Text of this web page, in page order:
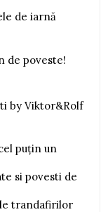
de iarnă
de poveste!
by Viktor&Rolf
puțin un
si povesti de
trandafirilor